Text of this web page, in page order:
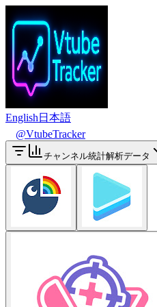
English 日本語
@VtubeTracker
チャンネル統計解析データ